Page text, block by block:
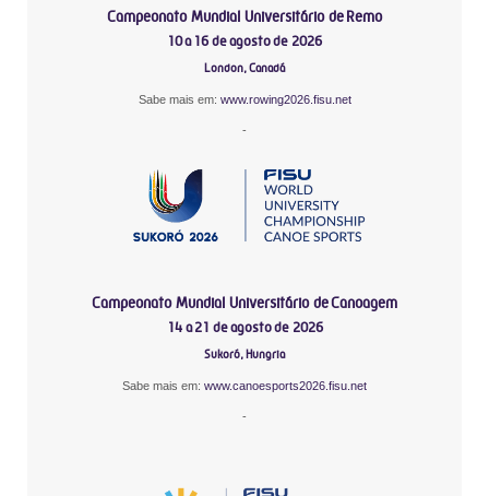
Campeonato Mundial Universitário de Remo
10 a 16 de agosto de 2026
London, Canadá
Sabe mais em: www.rowing2026.fisu.net
-
Campeonato Mundial Universitário de Canoagem
14 a 21 de agosto de 2026
Sukoró, Hungria
Sabe mais em: www.canoesports2026.fisu.net
-